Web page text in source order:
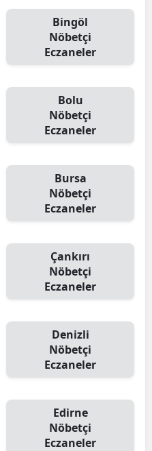
Bingöl
Nöbetçi
Eczaneler
Bolu
Nöbetçi
Eczaneler
Bursa
Nöbetçi
Eczaneler
Çankırı
Nöbetçi
Eczaneler
Denizli
Nöbetçi
Eczaneler
Edirne
Nöbetçi
Eczaneler